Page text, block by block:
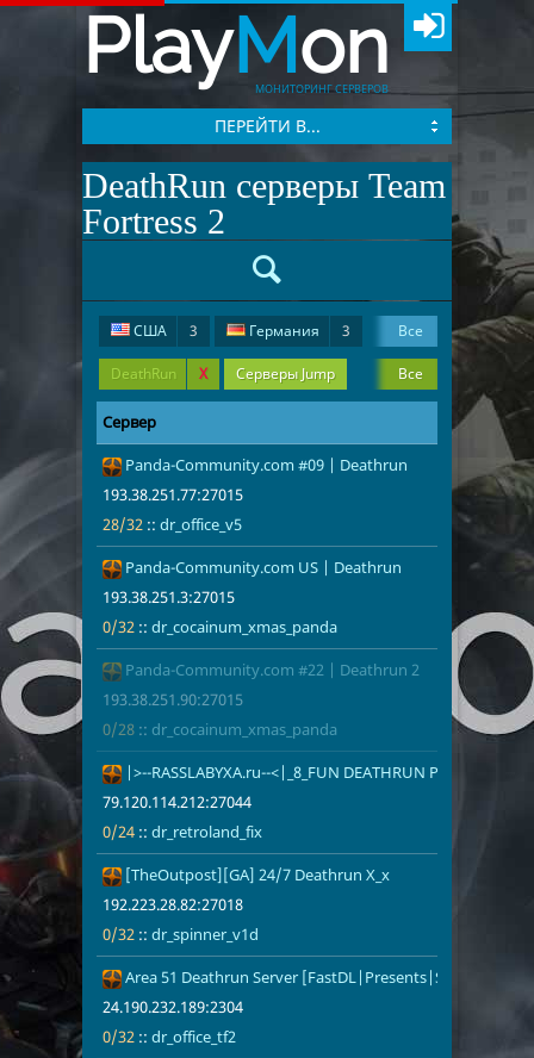
PlayMon
МОНИТОРИНГ СЕРВЕРОВ
ПЕРЕЙТИ В...
DeathRun серверы Team
Fortress 2
США 3 Германия
3
Россия
1
Все
DeathRun X
Серверы Jump
Все
Сервер Адрес
Игроки
Panda-Community.com #09 | Deathrun
193.38.251.77:27015
28/32 :: dr_office_v5
dr_office_v5
Panda-Community.com US | Deathrun
193.38.251.3:27015
0/32 :: dr_cocainum_xmas_panda
0/32
Panda-Community.com #22 | Deathrun 2
193.38.251.90:27015
0/28 :: dr_cocainum_xmas_panda
0/28
|>--RASSLABYXA.ru--<|_8_FUN DEATHRUN PREMIUM
79.120.114.212:27044
0/24 :: dr_retroland_fix
[TheOutpost][GA] 24/7 Deathrun X_x
192.223.28.82:27018
0/32 :: dr_spinner_v1d
Area 51 Deathrun Server [FastDL|Presents|Shop]
24.190.232.189:2304
0/32 :: dr_office_tf2